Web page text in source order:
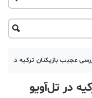
جاذبه گردشگری
عجیب بازیکنان ترکیه در
در تل‌آویو